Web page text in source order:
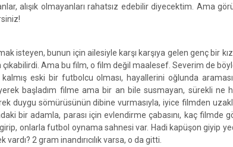
alışık olmayanları rahatsız edebilir diyecektim. Ama
isteyen, bunun için ailesiyle karşı karşıya gelen genç bir
Ama bu film, o film değil maalesef. Severim de
kalmış eski bir futbolcu olması, hayallerini oğlunda
başladım filme ama bir an bile susmayan, sürekli ne
duygu sömürüsünün dibine vurmasıyla, iyice filmden
bir adamla, parası için evlendirme çabasını, kaç
girip, onlarla futbol oynama sahnesi var. Hadi kapüşon giyip
2 gram inandırıcılık varsa, o da gitti.